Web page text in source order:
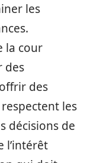
les
la cour
des
des
les
décisions de
l’intérêt